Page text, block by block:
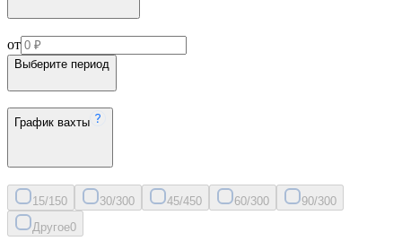
от
Выберите период
График вахты
15/150 30/300 45/450 60/300 90/300
Другое0